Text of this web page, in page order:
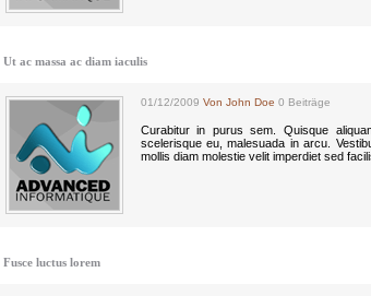
Ut ac massa ac diam iaculis
01/12/2009 Von John Doe 0 Beiträge
Curabitur in purus sem. Quisque
scelerisque eu, malesuada in arcu.
mollis diam molestie velit imperdiet sed
Fusce luctus lorem